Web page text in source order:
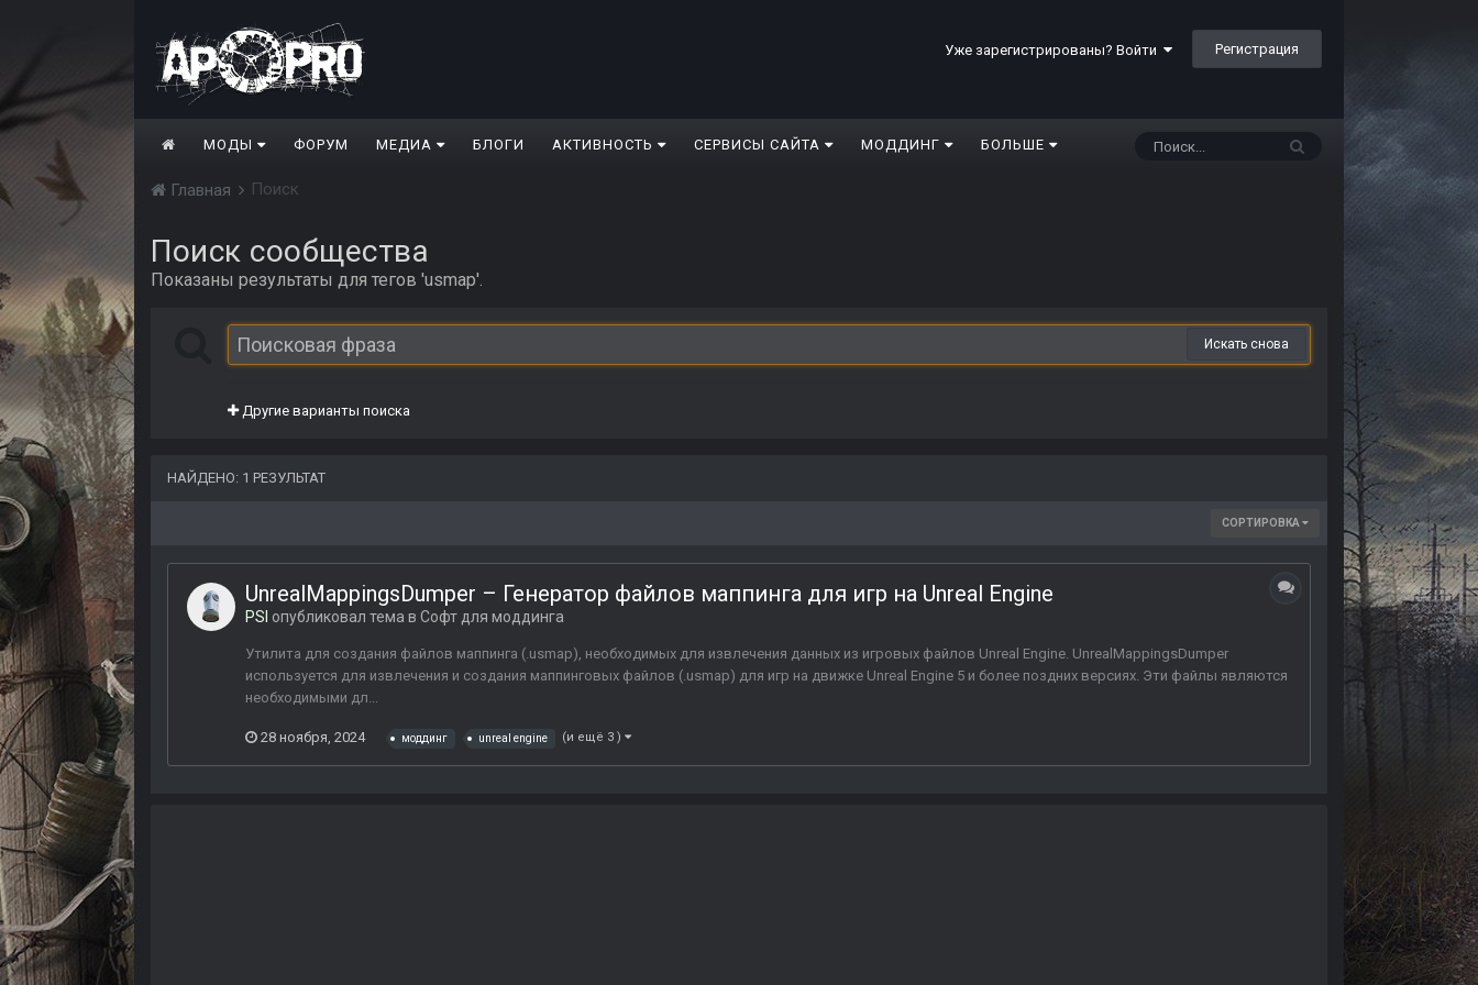
Уже зарегистрированы? Войти Регистрация
МОДЫ ФОРУМ МЕДИА БЛОГИ АКТИВНОСТЬ СЕРВИСЫ САЙТА МОДДИНГ БОЛЬШЕ
Главная Поиск
Поиск сообщества
Показаны результаты для тегов 'usmap'.
Искать снова
Другие варианты поиска
НАЙДЕНО: 1 РЕЗУЛЬТАТ
СОРТИРОВКА
UnrealMappingsDumper – Генератор файлов маппинга для игр на Unreal Engine
PSI опубликовал тема в Софт для моддинга
Утилита для создания файлов маппинга (.usmap), необходимых для извлечения данных из игровых файлов Unreal Engine. UnrealMappingsDumper
используется для извлечения и создания маппинговых файлов (.usmap) для игр на движке Unreal Engine 5 и более поздних версиях. Эти файлы являются
необходимыми дл...
28 ноября, 2024 моддинг unreal engine (и ещё 3 )